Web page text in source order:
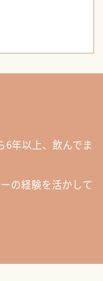
6年以上、飲んでま
の経験を活かして